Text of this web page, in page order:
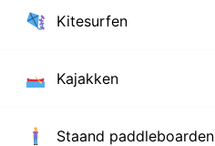
Kitesurfen
Kajakken
Staand paddleboarden